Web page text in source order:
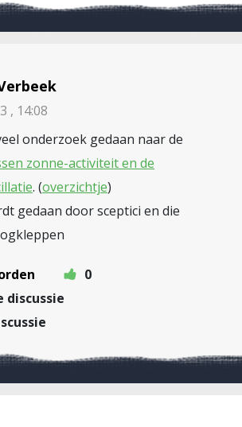
, 14:08
onderzoek gedaan naar de
zonne-activiteit en de
. (overzichtje)
gedaan door sceptici en die
0
discussie